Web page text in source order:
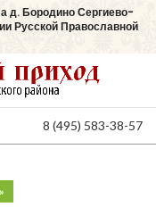
д. Бородино Сергиево-
Русской Православной
8 (495) 583-38-57